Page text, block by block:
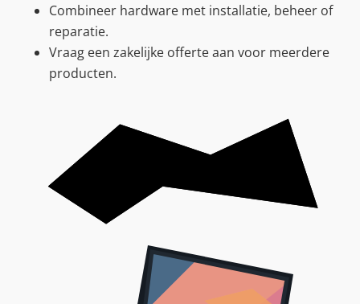
Combineer hardware met installatie, beheer of
reparatie.
Vraag een zakelijke offerte aan voor meerdere
producten.